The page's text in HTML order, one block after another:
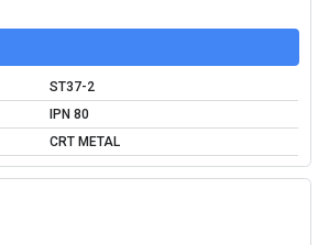
ST37-2
IPN 80
CRT METAL